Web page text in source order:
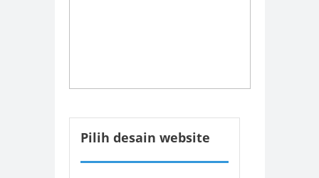
Pilih desain website